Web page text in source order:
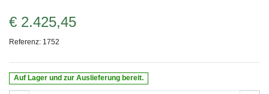
€ 2.425,45
Referenz: 1752
Auf Lager und zur Auslieferung bereit.